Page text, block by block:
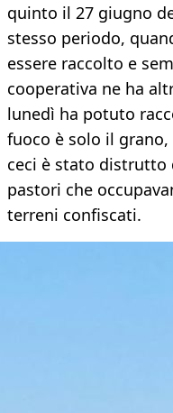
quinto il 27 giugno
stesso periodo,
essere raccolto e
cooperativa ne ha
lunedì ha potuto
fuoco è solo il
ceci è stato distrutto
pastori che
terreni confiscati.